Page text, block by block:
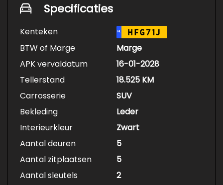
Specificaties
Kenteken NL HFG71J
BTW of Marge
Marge
APK vervaldatum
16-01-2028
Tellerstand
18.525 KM
Carrosserie
SUV
Bekleding
Leder
Interieurkleur
Zwart
Aantal deuren
5
Aantal zitplaatsen
5
Aantal sleutels
2